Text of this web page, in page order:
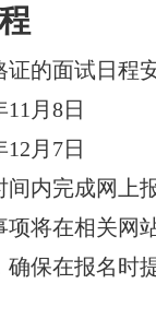
的面试日程
11月8日
12月7日
间内完成网上
项将在相关网
确保在报名时